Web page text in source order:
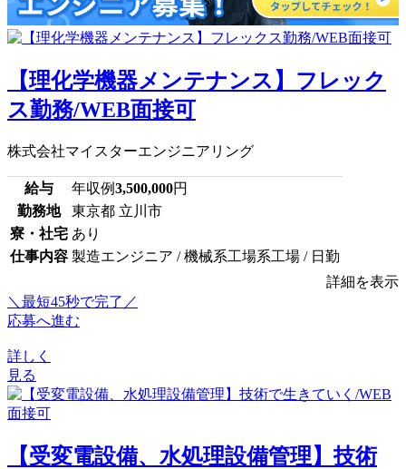
【理化学機器メンテナンス】フレック
ス勤務/WEB面接可
株式会社マイスターエンジニアリング
給与 年収例3,500,000円
勤務地
東京都 立川市
寮・社宅 あり
仕事内容 製造エンジニア / 機械系工場系工場 / 日勤
詳細を表示
＼最短45秒で完了／
応募へ進む
詳しく
見る
【受変電設備、水処理設備管理】技術